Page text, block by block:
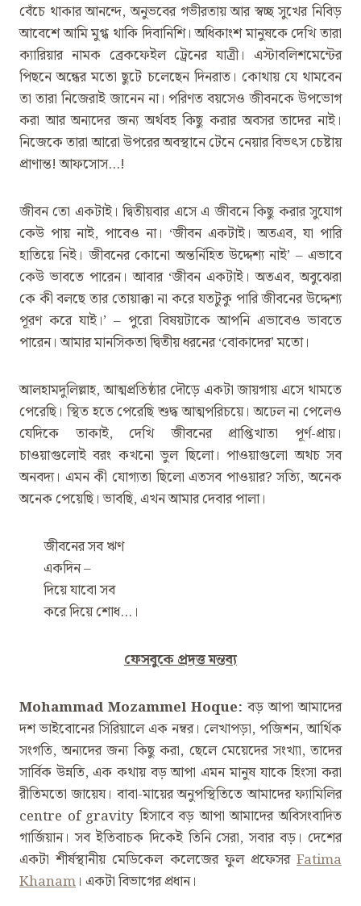
বেঁচে থাকার আনন্দে, অনুভবের গভীরতায় আর স্বচ্ছ সুখের নিবিড়
আবেশে আমি মুগ্ধ থাকি দিবানিশি। অধিকাংশ মানুষকে দেখি তারা
ক্যারিয়ার নামক ব্রেকফেইল ট্রেনের যাত্রী। এস্টাবলিশমেন্টের
পিছনে অন্ধের মতো ছুটে চলেছেন দিনরাত। কোথায় যে থামবেন
তা তারা নিজেরাই জানেন না। পরিণত বয়সেও জীবনকে উপভোগ
করা আর অন্যদের জন্য অর্থবহ কিছু করার অবসর তাদের নাই।
নিজেকে তারা আরো উপরের অবস্থানে টেনে নেয়ার বিভৎস চেষ্টায়
প্রাণান্ত! আফসোস…!
জীবন তো একটাই। দ্বিতীয়বার এসে এ জীবনে কিছু করার সুযোগ
কেউ পায় নাই, পাবেও না। ‘জীবন একটাই। অতএব, যা পারি
হাতিয়ে নিই। জীবনের কোনো অন্তর্নিহিত উদ্দেশ্য নাই’ – এভাবে
কেউ ভাবতে পারেন। আবার ‘জীবন একটাই। অতএব, অবুঝেরা
কে কী বলছে তার তোয়াক্কা না করে যতটুকু পারি জীবনের উদ্দেশ্য
পূরণ করে যাই।’ – পুরো বিষয়টাকে আপনি এভাবেও ভাবতে
পারেন। আমার মানসিকতা দ্বিতীয় ধরনের ‘বোকাদের’ মতো।
আলহামদুলিল্লাহ, আত্মপ্রতিষ্ঠার দৌড়ে একটা জায়গায় এসে থামতে
পেরেছি। স্থিত হতে পেরেছি শুদ্ধ আত্মপরিচয়ে। অঢেল না পেলেও
যেদিকে তাকাই, দেখি জীবনের প্রাপ্তিখাতা পূর্ণ-প্রায়।
চাওয়াগুলোই বরং কখনো ভুল ছিলো। পাওয়াগুলো অথচ সব
অনবদ্য। এমন কী যোগ্যতা ছিলো এতসব পাওয়ার? সত্যি, অনেক
অনেক পেয়েছি। ভাবছি, এখন আমার দেবার পালা।
জীবনের সব ঋণ
একদিন –
দিয়ে যাবো সব
করে দিয়ে শোধ…।
ফেসবুকে প্রদত্ত মন্তব্য
Mohammad Mozammel Hoque: বড় আপা আমাদের
দশ ভাইবোনের সিরিয়ালে এক নম্বর। লেখাপড়া, পজিশন, আর্থিক
সংগতি, অন্যদের জন্য কিছু করা, ছেলে মেয়েদের সংখ্যা, তাদের
সার্বিক উন্নতি, এক কথায় বড় আপা এমন মানুষ যাকে হিংসা করা
রীতিমতো জায়েয। বাবা-মায়ের অনুপস্থিতিতে আমাদের ফ্যামিলির
centre of gravity হিসাবে বড় আপা আমাদের অবিসংবাদিত
গার্জিয়ান। সব ইতিবাচক দিকেই তিনি সেরা, সবার বড়। দেশের
একটা শীর্ষস্থানীয় মেডিকেল কলেজের ফুল প্রফেসর Fatima
Khanam। একটা বিভাগের প্রধান।